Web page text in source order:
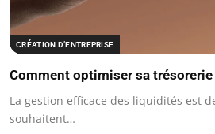
CRÉATION D’ENTREPRISE
Comment optimiser sa
La gestion efficace des liquidités est
souhaitent…